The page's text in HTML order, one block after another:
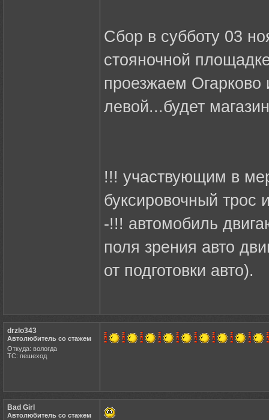
Сбор в субботу 03
стояночной
проезжаем
левой...будет
!!! участвующим в
буксировочный
-!!! автомобиль
поля зрения авто
от подготовки авто).
drzlo343
Автолюбитель со стажем
Откуда: вологда
ТС: пешеход
Bad Girl
Автолюбитель со стажем